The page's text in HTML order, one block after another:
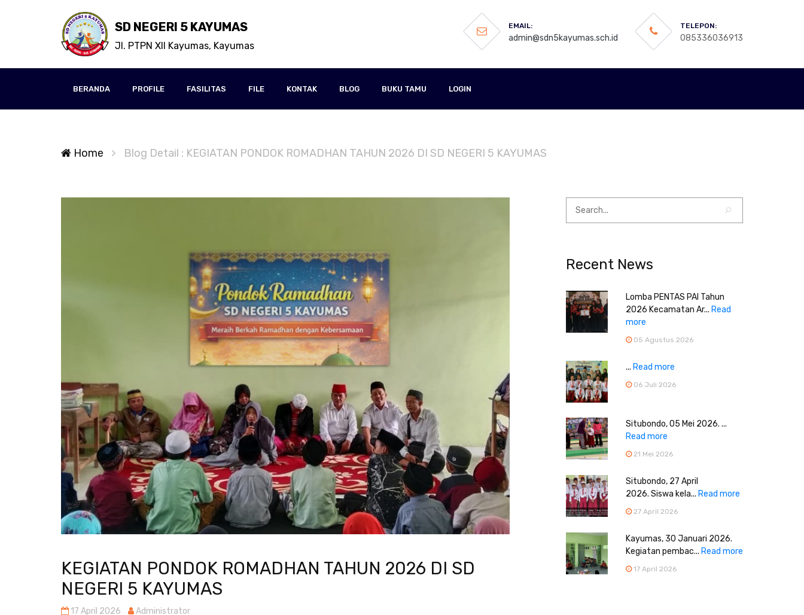
SD NEGERI 5 KAYUMAS
Jl. PTPN XII Kayumas, Kayumas
EMAIL:
admin@sdn5kayumas.sch.id
TELEPON:
085336036913
BERANDA PROFILE FASILITAS FILE KONTAK BLOG BUKU TAMU LOGIN
Home Blog Detail : KEGIATAN PONDOK ROMADHAN TAHUN 2026 DI SD NEGERI 5 KAYUMAS
KEGIATAN PONDOK ROMADHAN TAHUN 2026 DI SD
NEGERI 5 KAYUMAS
17 April 2026 Administrator
Recent News
Lomba PENTAS PAI Tahun
2026 Kecamatan Ar... Read
more
05 Agustus 2026
... Read more
06 Juli 2026
Situbondo, 05 Mei 2026. ...
Read more
21 Mei 2026
Situbondo, 27 April
2026. Siswa kela... Read more
27 April 2026
Kayumas, 30 Januari 2026.
Kegiatan pembac... Read more
17 April 2026